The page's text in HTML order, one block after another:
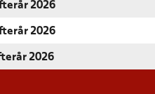
2026
2026
2026